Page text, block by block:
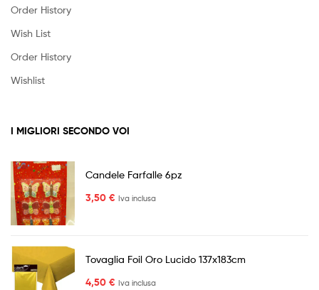
Order History
Wish List
Order History
Wishlist
I MIGLIORI SECONDO VOI
Candele Farfalle 6pz
3,50 € Iva inclusa
Tovaglia Foil Oro Lucido 137x183cm
4,50 € Iva inclusa